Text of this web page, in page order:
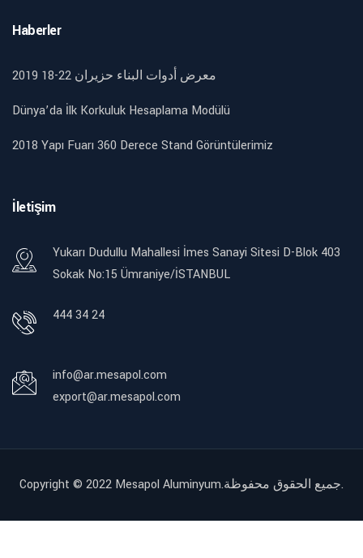
Haberler
2019 18-22 معرض أدوات البناء حزيران
Dünya’da İlk Korkuluk Hesaplama Modülü
2018 Yapı Fuarı 360 Derece Stand Görüntülerimiz
İletişim
Yukarı Dudullu Mahallesi İmes Sanayi Sitesi D-Blok 403
Sokak No:15 Ümraniye/İSTANBUL
444 34 24
info@ar.mesapol.com
export@ar.mesapol.com
Copyright © 2022 Mesapol Aluminyum.جميع الحقوق محفوظة.